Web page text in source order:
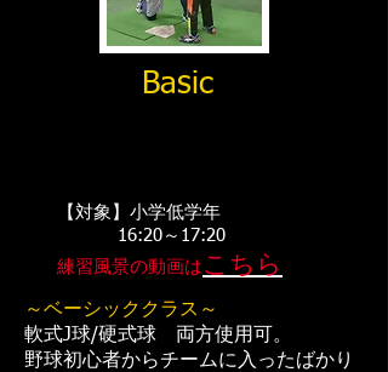
Basic
【対象】小学低学年
16:20～17:20
練習風景の動画は こちら
～ベーシッククラス～
軟式J球/硬式球 両方使用可。
野球初心者からチームに入ったばかり